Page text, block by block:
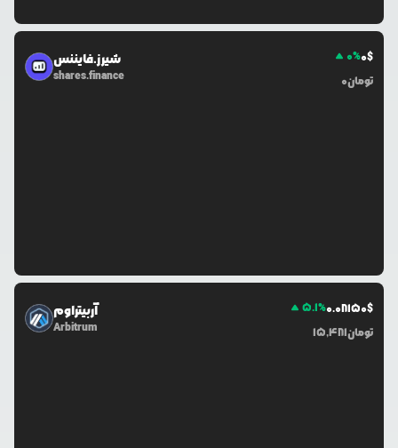
شیرز.فایننس
shares.finance
0%0$
0تومان
آربیتراوم
Arbitrum
5.1%0.08150$
15,481تومان